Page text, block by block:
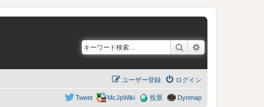
検索
ログイン
ユーザー登録
Dynmap
投票
McJpWiki
Tweet